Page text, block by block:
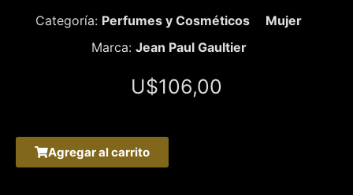
Categoría: Perfumes y Cosméticos
Mujer
Marca: Jean Paul Gaultier
U$106,00
Agregar al carrito